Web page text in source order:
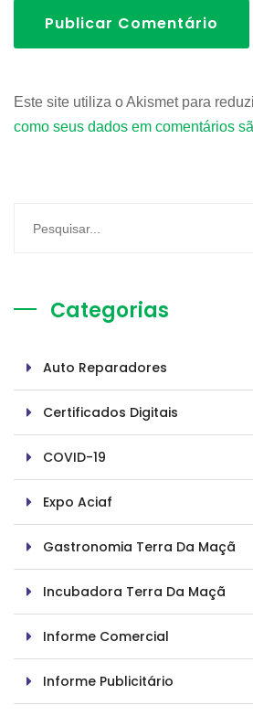
Publicar Comentário
Este site utiliza o Akismet para
como seus dados em comentários
Categorias
Auto Reparadores
Certificados Digitais
COVID-19
Expo Aciaf
Gastronomia Terra Da Maçã
Incubadora Terra Da Maçã
Informe Comercial
Informe Publicitário